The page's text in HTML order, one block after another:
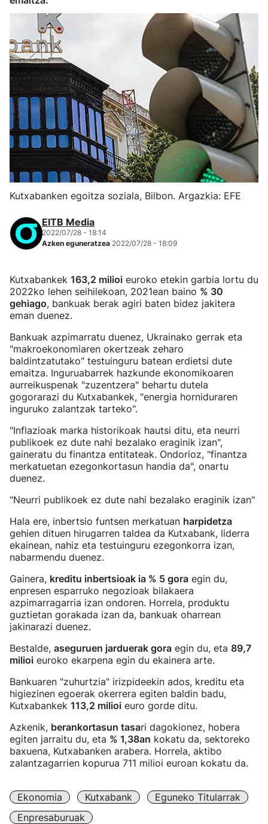
Kutxabanken egoitza soziala, Bilbon. Argazkia: EFE
EITB Media
2022/07/28 - 18:14
Azken eguneratzea 2022/07/28 - 18:09
Kutxabankek 163,2 milioi euroko etekin garbia lortu du
2022ko lehen seihilekoan, 2021ean baino % 30
gehiago, bankuak berak agiri baten bidez jakitera
eman duenez.
Bankuak azpimarratu duenez, Ukrainako gerrak eta
"makroekonomiaren okertzeak zeharo
baldintzatutako" testuinguru batean erdietsi dute
emaitza. Inguruabarrek hazkunde ekonomikoaren
aurreikuspenak "zuzentzera" behartu dutela
gogorarazi du Kutxabankek, "energia horniduraren
inguruko zalantzak tarteko".
"Inflazioak marka historikoak hautsi ditu, eta neurri
publikoek ez dute nahi bezalako eraginik izan",
gaineratu du finantza entitateak. Ondorioz, "finantza
merkatuetan ezegonkortasun handia da", onartu
duenez.
"Neurri publikoek ez dute nahi bezalako eraginik izan"
Hala ere, inbertsio funtsen merkatuan harpidetza
gehien dituen hirugarren taldea da Kutxabank, liderra
ekainean, nahiz eta testuinguru ezegonkorra izan,
nabarmendu duenez.
Gainera, kreditu inbertsioak ia % 5 gora egin du,
enpresen esparruko negozioak bilakaera
azpimarragarria izan ondoren. Horrela, produktu
guztietan gorakada izan da, bankuak oharrean
jakinarazi duenez.
Bestalde, aseguruen jarduerak gora egin du, eta 89,7
milioi euroko ekarpena egin du ekainera arte.
Bankuaren "zuhurtzia" irizpideekin ados, kreditu eta
higiezinen egoerak okerrera egiten baldin badu,
Kutxabankek 113,2 milioi euro gorde ditu.
Azkenik, berankortasun tasari dagokionez, hobera
egiten jarraitu du, eta % 1,38an kokatu da, sektoreko
baxuena, Kutxabanken arabera. Horrela, aktibo
zalantzagarrien kopurua 711 milioi euroan kokatu da.
Ekonomia Kutxabank
Eguneko Titularrak
Enpresaburuak